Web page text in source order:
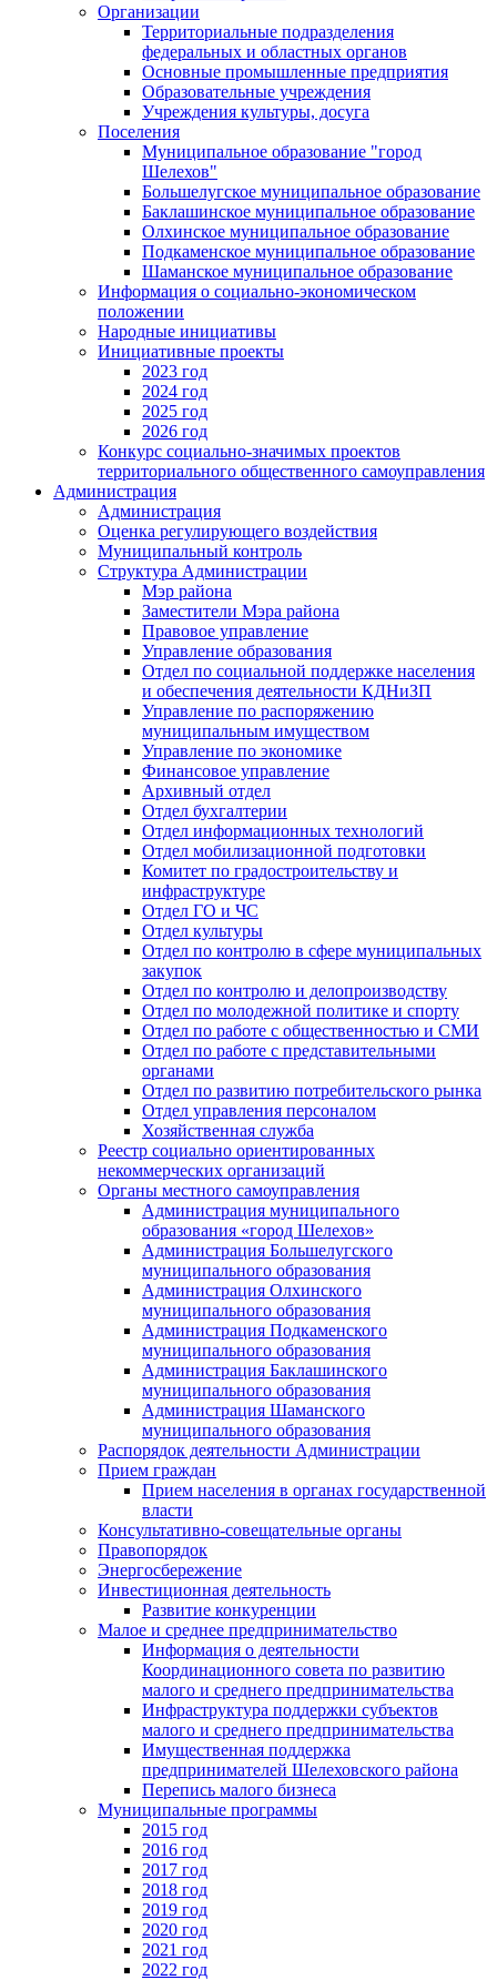
Организации
Территориальные подразделения
федеральных и областных органов
Основные промышленные предприятия
Образовательные учреждения
Учреждения культуры, досуга
Поселения
Муниципальное образование "город
Шелехов"
Большелугское муниципальное образование
Баклашинское муниципальное образование
Олхинское муниципальное образование
Подкаменское муниципальное образование
Шаманское муниципальное образование
Информация о социально-экономическом
положении
Народные инициативы
Инициативные проекты
2023 год
2024 год
2025 год
2026 год
Конкурс социально-значимых проектов
территориального общественного самоуправления
Администрация
Администрация
Оценка регулирующего воздействия
Муниципальный контроль
Структура Администрации
Мэр района
Заместители Мэра района
Правовое управление
Управление образования
Отдел по социальной поддержке населения
и обеспечения деятельности КДНиЗП
Управление по распоряжению
муниципальным имуществом
Управление по экономике
Финансовое управление
Архивный отдел
Отдел бухгалтерии
Отдел информационных технологий
Отдел мобилизационной подготовки
Комитет по градостроительству и
инфраструктуре
Отдел ГО и ЧС
Отдел культуры
Отдел по контролю в сфере муниципальных
закупок
Отдел по контролю и делопроизводству
Отдел по молодежной политике и спорту
Отдел по работе с общественностью и СМИ
Отдел по работе с представительными
органами
Отдел по развитию потребительского рынка
Отдел управления персоналом
Хозяйственная служба
Реестр социально ориентированных
некоммерческих организаций
Органы местного самоуправления
Администрация муниципального
образования «город Шелехов»
Администрация Большелугского
муниципального образования
Администрация Олхинского
муниципального образования
Администрация Подкаменского
муниципального образования
Администрация Баклашинского
муниципального образования
Администрация Шаманского
муниципального образования
Распорядок деятельности Администрации
Прием граждан
Прием населения в органах государственной
власти
Консультативно-совещательные органы
Правопорядок
Энергосбережение
Инвестиционная деятельность
Развитие конкуренции
Малое и среднее предпринимательство
Информация о деятельности
Координационного совета по развитию
малого и среднего предпринимательства
Инфраструктура поддержки субъектов
малого и среднего предпринимательства
Имущественная поддержка
предпринимателей Шелеховского района
Перепись малого бизнеса
Муниципальные программы
2015 год
2016 год
2017 год
2018 год
2019 год
2020 год
2021 год
2022 год